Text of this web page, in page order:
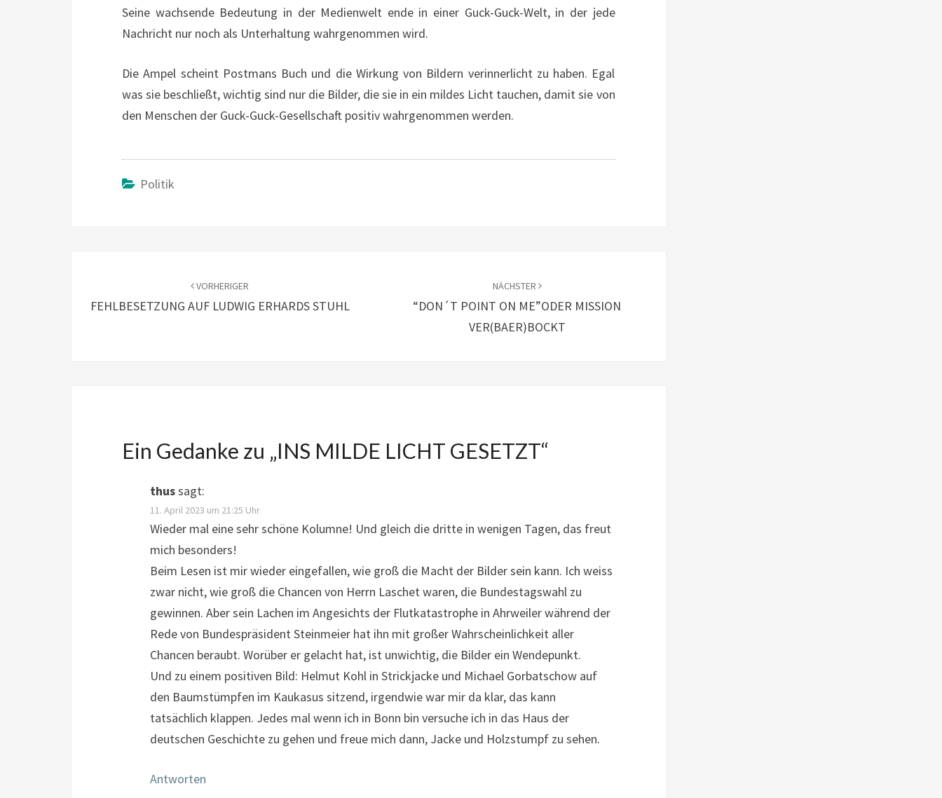
Seine wachsende Bedeutung in der Medienwelt ende in einer Guck-Guck-Welt, in der jede
Nachricht nur noch als Unterhaltung wahrgenommen wird.
Die Ampel scheint Postmans Buch und die Wirkung von Bildern verinnerlicht zu haben. Egal
was sie beschließt, wichtig sind nur die Bilder, die sie in ein mildes Licht tauchen, damit sie von
den Menschen der Guck-Guck-Gesellschaft positiv wahrgenommen werden.
Politik
VORHERIGER
FEHLBESETZUNG AUF LUDWIG ERHARDS STUHL
NÄCHSTER
“DON´T POINT ON ME”ODER MISSION
VER(BAER)BOCKT
Ein Gedanke zu „INS MILDE LICHT GESETZT“
thussagt:
11. April 2023 um 21:25 Uhr
Wieder mal eine sehr schöne Kolumne! Und gleich die dritte in wenigen Tagen, das freut
mich besonders!
Beim Lesen ist mir wieder eingefallen, wie groß die Macht der Bilder sein kann. Ich weiss
zwar nicht, wie groß die Chancen von Herrn Laschet waren, die Bundestagswahl zu
gewinnen. Aber sein Lachen im Angesichts der Flutkatastrophe in Ahrweiler während der
Rede von Bundespräsident Steinmeier hat ihn mit großer Wahrscheinlichkeit aller
Chancen beraubt. Worüber er gelacht hat, ist unwichtig, die Bilder ein Wendepunkt.
Und zu einem positiven Bild: Helmut Kohl in Strickjacke und Michael Gorbatschow auf
den Baumstümpfen im Kaukasus sitzend, irgendwie war mir da klar, das kann
tatsächlich klappen. Jedes mal wenn ich in Bonn bin versuche ich in das Haus der
deutschen Geschichte zu gehen und freue mich dann, Jacke und Holzstumpf zu sehen.
Antworten